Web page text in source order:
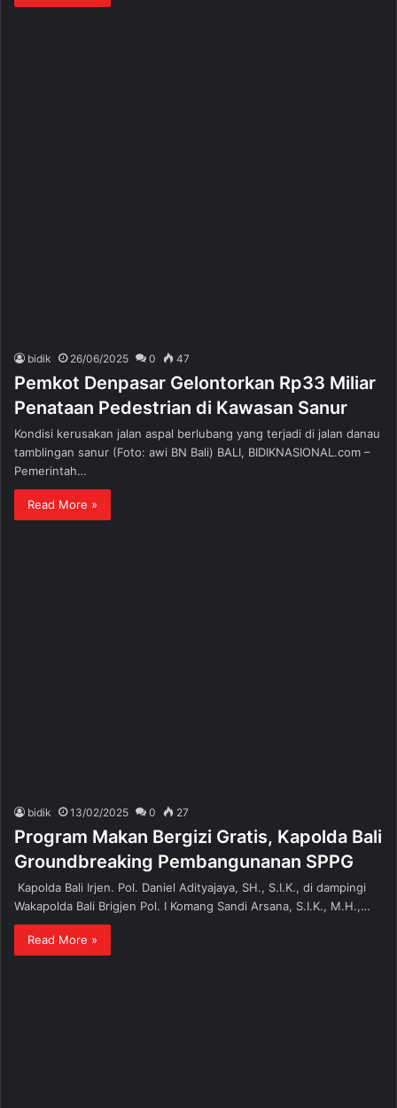
bidik 26/06/2025 0 47
Pemkot Denpasar Gelontorkan Rp33 Miliar
Penataan Pedestrian di Kawasan Sanur
Kondisi kerusakan jalan aspal berlubang yang terjadi di jalan danau
tamblingan sanur (Foto: awi BN Bali) BALI, BIDIKNASIONAL.com –
Pemerintah…
Read More »
bidik 13/02/2025 0 27
Program Makan Bergizi Gratis, Kapolda Bali
Groundbreaking Pembangunanan SPPG
Kapolda Bali Irjen. Pol. Daniel Adityajaya, SH., S.I.K., di dampingi
Wakapolda Bali Brigjen Pol. I Komang Sandi Arsana, S.I.K., M.H.,…
Read More »